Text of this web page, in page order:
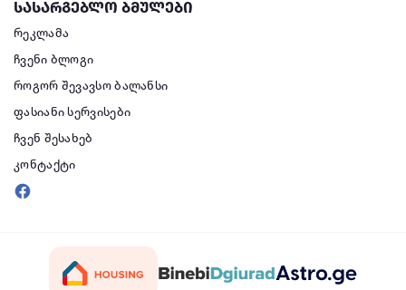
სასარგებლო ბმულები
რეკლამა
ჩვენი ბლოგი
როგორ შევავსო ბალანსი
ფასიანი სერვისები
ჩვენ შესახებ
კონტაქტი